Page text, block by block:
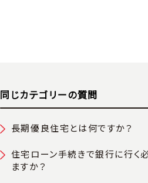
同じカテゴリーの質問
長期優良住宅とは何ですか？
住宅ローン手続きで銀行に行く
ますか？